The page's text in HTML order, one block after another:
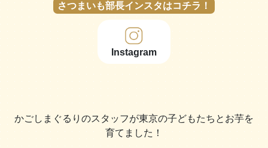
さつまいも部長インスタはコチラ！
Instagram
かごしまぐるりのスタッフが東京の子どもたちとお芋を
育てました！